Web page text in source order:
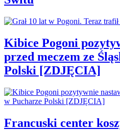
Kibice Pogoni
przed meczem ze
Polski [ZDJĘCIA]
Francuski center